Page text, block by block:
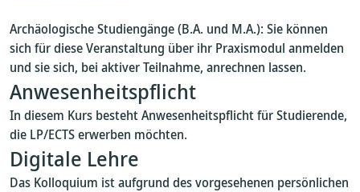
Archäologische Studiengänge (B.A. und M.A.): Sie können
sich für diese Veranstaltung über ihr Praxismodul anmelden
und sie sich, bei aktiver Teilnahme, anrechnen lassen.
Anwesenheitspflicht
In diesem Kurs besteht Anwesenheitspflicht für Studierende,
die LP/ECTS erwerben möchten.
Digitale Lehre
Das Kolloquium ist aufgrund des vorgesehenen persönlichen